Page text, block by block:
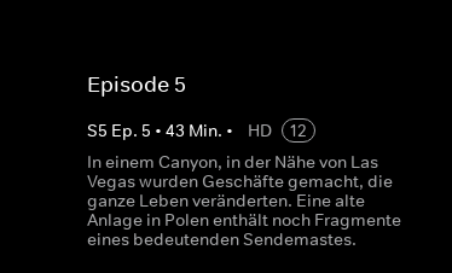
Episode 5
S5 Ep. 5 • 43 Min. • HD
12
In einem Canyon, in der Nähe von Las
Vegas wurden Geschäfte gemacht, die
ganze Leben veränderten. Eine alte
Anlage in Polen enthält noch Fragmente
eines bedeutenden Sendemastes.